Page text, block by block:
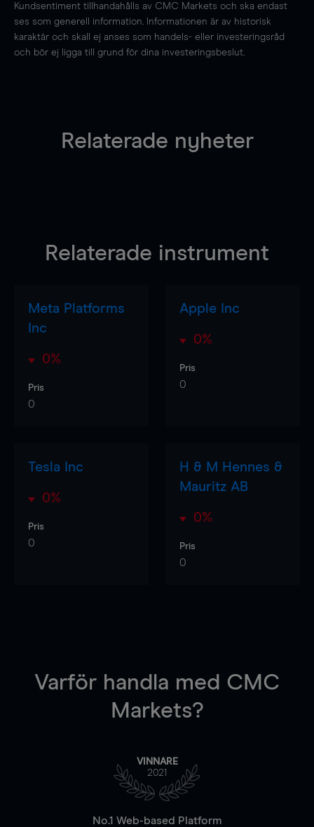
Kundsentiment tillhandahålls av CMC Markets och ska endast
ses som generell information. Informationen är av historisk
karaktär och skall ej anses som handels- eller investeringsråd
och bör ej ligga till grund för dina investeringsbeslut.
Relaterade nyheter
Relaterade instrument
Meta Platforms
Inc
0%
Pris
0
Apple Inc
0%
Pris
0
Tesla Inc
0%
Pris
0
H & M Hennes &
Mauritz AB
0%
Pris
0
Varför handla med CMC
Markets?
VINNARE
2021
No.1 Web-based Platform